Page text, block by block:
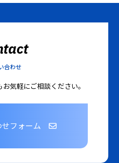
合わせ
気軽にご相談ください。
フォーム